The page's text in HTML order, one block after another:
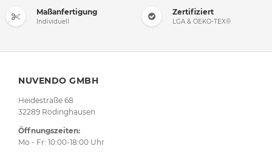
Maßanfertigung
Individuell
Zertifiziert
LGA & OEKO-TEX®
NUVENDO GMBH
Heidestraße 68
32289 Rödinghausen
Öffnungszeiten:
Mo - Fr: 10:00-18:00 Uhr